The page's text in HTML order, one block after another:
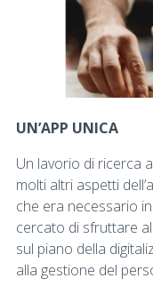
UN’APP UNICA
Un lavorio di ricerca
molti altri aspetti
che era necessario
cercato di sfruttare
sul piano della
alla gestione del